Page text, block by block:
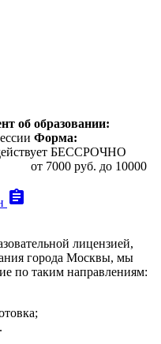
об образовании:
Форма:
БЕССРОЧНО
от 7000 руб. до 10000
assignment
лицензией,
города Москвы, мы
по таким направлениям: